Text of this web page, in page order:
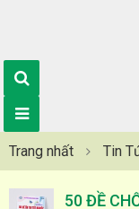
Trang nhất Tin
50 ĐỀ